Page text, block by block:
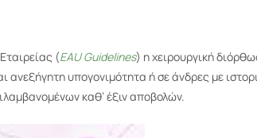
(EAU Guidelines) η χειρουργική
ανεξήγητη υπογονιμότητα ή σε άνδρες με
καθ’ έξιν αποβολών.